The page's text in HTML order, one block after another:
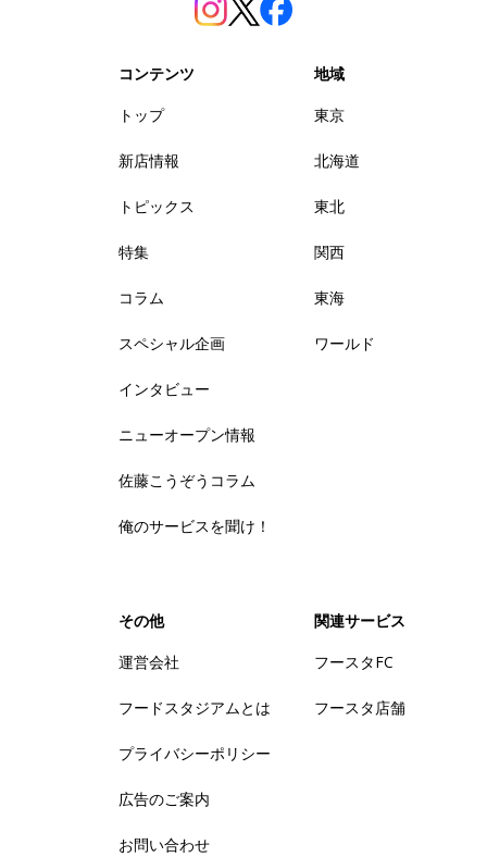
コンテンツ
トップ
新店情報
トピックス
特集
コラム
スペシャル企画
インタビュー
ニューオープン情報
佐藤こうぞうコラム
俺のサービスを聞け！
地域
東京
北海道
東北
関西
東海
ワールド
その他
運営会社
フードスタジアムとは
プライバシーポリシー
広告のご案内
お問い合わせ
関連サービス
フースタFC
フースタ店舗